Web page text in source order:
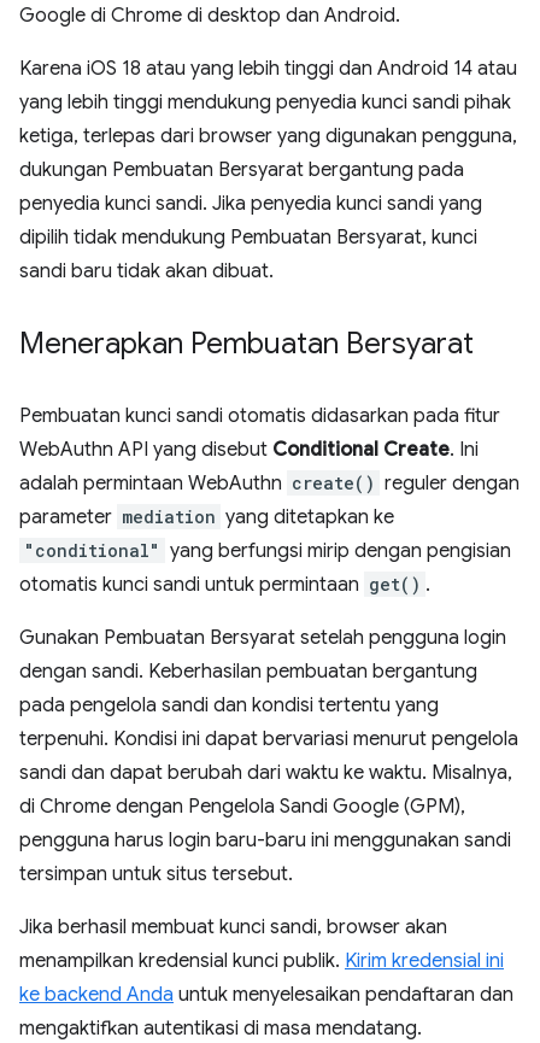
Google di Chrome di desktop dan Android.
Karena iOS 18 atau yang lebih tinggi dan Android 14 atau
yang lebih tinggi mendukung penyedia kunci sandi pihak
ketiga, terlepas dari browser yang digunakan pengguna,
dukungan Pembuatan Bersyarat bergantung pada
penyedia kunci sandi. Jika penyedia kunci sandi yang
dipilih tidak mendukung Pembuatan Bersyarat, kunci
sandi baru tidak akan dibuat.
Menerapkan Pembuatan Bersyarat
Pembuatan kunci sandi otomatis didasarkan pada fitur
WebAuthn API yang disebut Conditional Create. Ini
adalah permintaan WebAuthn create() reguler dengan
parameter mediation yang ditetapkan ke
"conditional" yang berfungsi mirip dengan pengisian
otomatis kunci sandi untuk permintaan get() .
Gunakan Pembuatan Bersyarat setelah pengguna login
dengan sandi. Keberhasilan pembuatan bergantung
pada pengelola sandi dan kondisi tertentu yang
terpenuhi. Kondisi ini dapat bervariasi menurut pengelola
sandi dan dapat berubah dari waktu ke waktu. Misalnya,
di Chrome dengan Pengelola Sandi Google (GPM),
pengguna harus login baru-baru ini menggunakan sandi
tersimpan untuk situs tersebut.
Jika berhasil membuat kunci sandi, browser akan
menampilkan kredensial kunci publik. Kirim kredensial ini
ke backend Anda untuk menyelesaikan pendaftaran dan
mengaktifkan autentikasi di masa mendatang.